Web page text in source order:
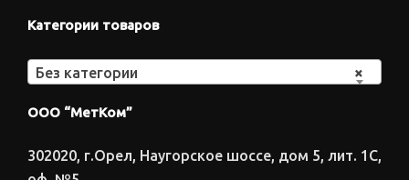
Категории товаров
×
Без категории
ООО “МетКом”
302020, г.Орел, Наугорское шоссе, дом 5, лит. 1С,